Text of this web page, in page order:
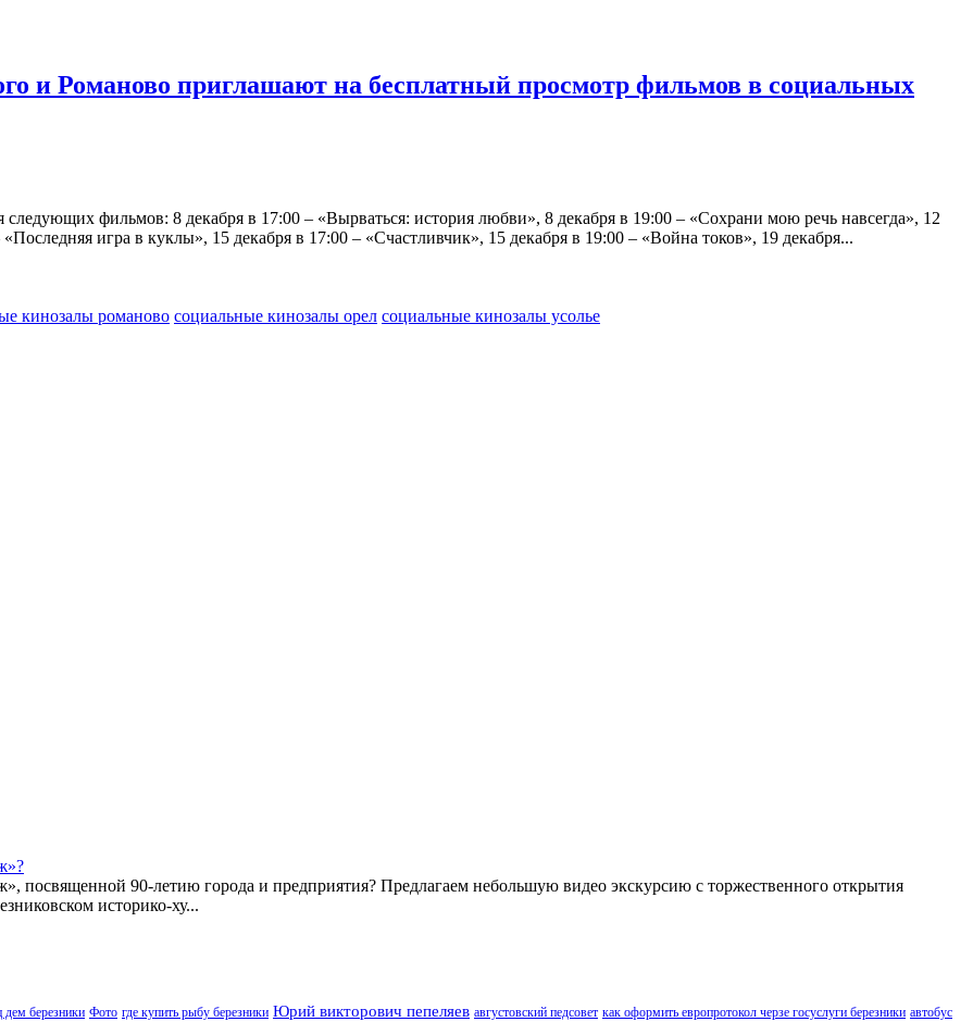
и Романово приглашают на бесплатный просмотр фильмов в социальных
фильмов: 8 декабря в 17:00 – «Вырваться: история любви», 8 декабря в 19:00 – «Сохрани мою речь навсегда», 12
игра в куклы», 15 декабря в 17:00 – «Счастливчик», 15 декабря в 19:00 – «Война токов», 19 декабря...
кинозалы романово социальные кинозалы орел социальные кинозалы усолье
посвященной 90-летию города и предприятия? Предлагаем небольшую видео экскурсию с торжественного открытия
историко-ху...
дем березники Фото где купить рыбу березники Юрий викторович пепеляев августовский педсовет как оформить европротокол черзе госуслуги березники автобус